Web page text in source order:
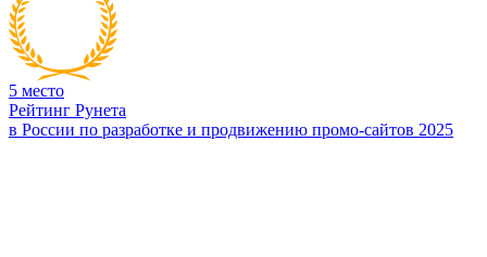
5 место
Рейтинг Рунета
в России по разработке и продвижению промо-сайтов 2025